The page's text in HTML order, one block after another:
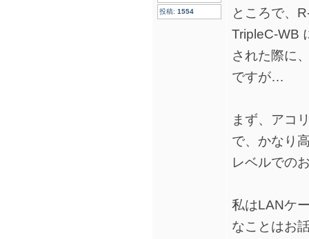
投稿: 1554
ところで、
TripleC-WB
された際に
ですが…
まず、アコ
で、かなり
レベルでの
私はLANケ
なことはお